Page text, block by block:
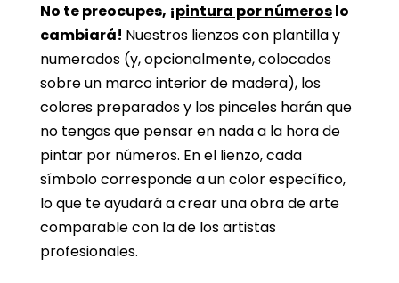
No te preocupes, ¡pintura por númeroslo
cambiará! Nuestros lienzos con plantilla y
numerados (y, opcionalmente, colocados
sobre un marco interior de madera), los
colores preparados y los pinceles harán que
no tengas que pensar en nada a la hora de
pintar por números. En el lienzo, cada
símbolo corresponde a un color específico,
lo que te ayudará a crear una obra de arte
comparable con la de los artistas
profesionales.